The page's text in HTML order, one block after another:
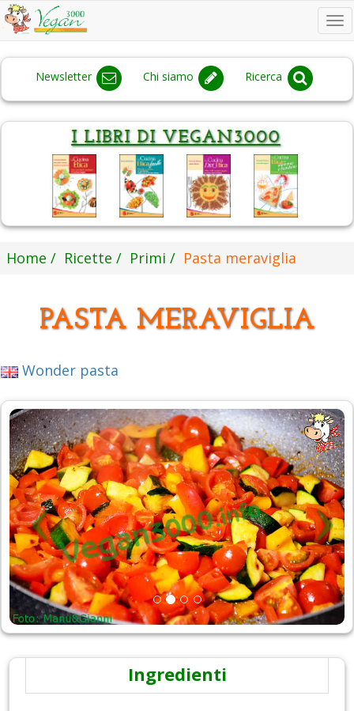
Newsletter Chi siamo Ricerca
Home Ricette Primi Pasta meraviglia
PASTA MERAVIGLIA
Wonder pasta
Ingredienti